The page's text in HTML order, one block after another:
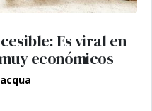
Es viral en
económicos